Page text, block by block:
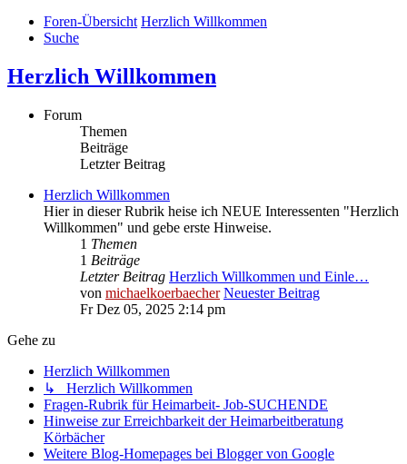
Foren-Übersicht Herzlich Willkommen
Suche
Herzlich Willkommen
Forum
Themen
Beiträge
Letzter Beitrag
Herzlich Willkommen
Hier in dieser Rubrik heise ich NEUE Interessenten "Herzlich
Willkommen" und gebe erste Hinweise.
1 Themen
1 Beiträge
Letzter Beitrag Herzlich Willkommen und Einle…
von michaelkoerbaecher Neuester Beitrag
Fr Dez 05, 2025 2:14 pm
Gehe zu
Herzlich Willkommen
↳ Herzlich Willkommen
Fragen-Rubrik für Heimarbeit- Job-SUCHENDE
Hinweise zur Erreichbarkeit der Heimarbeitberatung
Körbächer
Weitere Blog-Homepages bei Blogger von Google